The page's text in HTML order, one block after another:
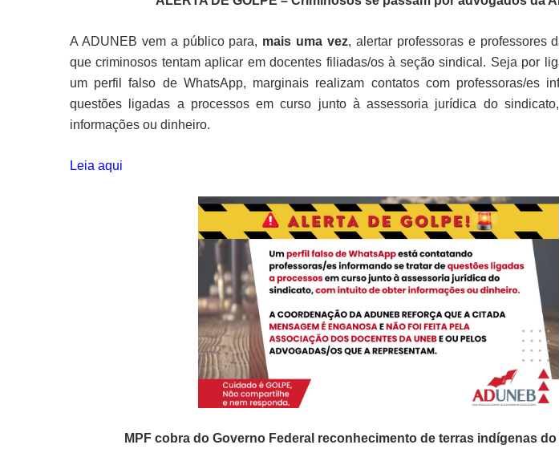
A ADUNEB vem a público para, mais uma vez, alertar professoras e professores
que criminosos tentam aplicar em docentes filiadas/os à seção sindical. Seja por
um perfil falso de WhatsApp, marginais realizam contatos com professoras/es
questões ligadas a processos em curso junto à assessoria jurídica do
informações ou dinheiro.
Leia aqui
MPF cobra do Governo Federal reconhecimento de terras indígenas